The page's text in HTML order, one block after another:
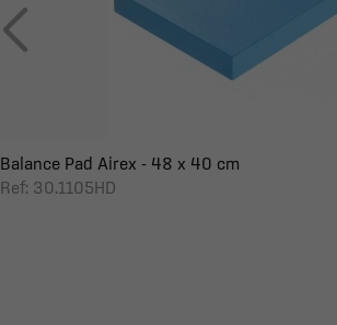
Balance Pad Airex - 48 x 40 cm
Ref: 30.1105HD